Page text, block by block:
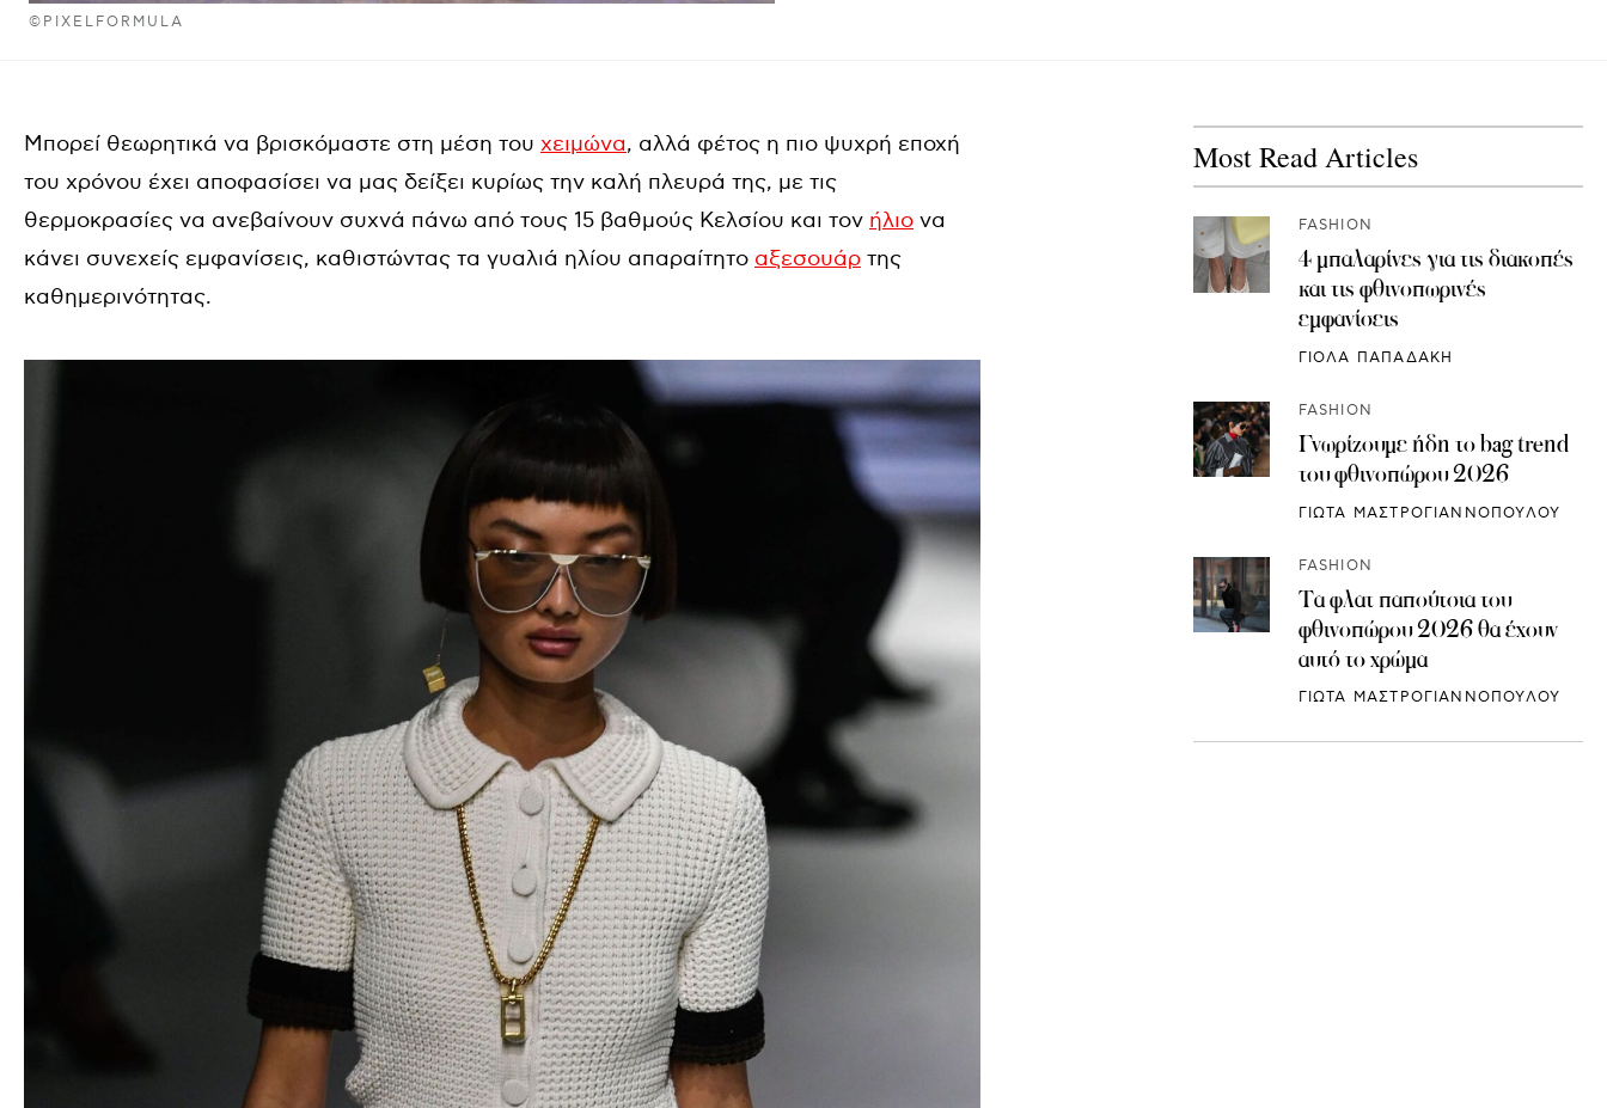
©PIXELFORMULA
Μπορεί θεωρητικά να βρισκόμαστε στη μέση του χειμώνα, αλλά φέτος η πιο ψυχρή εποχή
του χρόνου έχει αποφασίσει να μας δείξει κυρίως την καλή πλευρά της, με τις
θερμοκρασίες να ανεβαίνουν συχνά πάνω από τους 15 βαθμούς Κελσίου και τον ήλιο να
κάνει συνεχείς εμφανίσεις, καθιστώντας τα γυαλιά ηλίου απαραίτητο αξεσουάρ της
καθημερινότητας.
Most Read Articles
FASHION
4 μπαλαρίνες για τις διακοπές
και τις φθινοπωρινές
εμφανίσεις
ΓΙΟΛΑ ΠΑΠΑΔΑΚΗ
FASHION
Γνωρίζουμε ήδη το bag trend
του φθινοπώρου 2026
ΓΙΩΤΑ ΜΑΣΤΡΟΓΙΑΝΝΟΠΟΥΛΟΥ
FASHION
Τα φλατ παπούτσια του
φθινοπώρου 2026 θα έχουν
αυτό το χρώμα
ΓΙΩΤΑ ΜΑΣΤΡΟΓΙΑΝΝΟΠΟΥΛΟΥ